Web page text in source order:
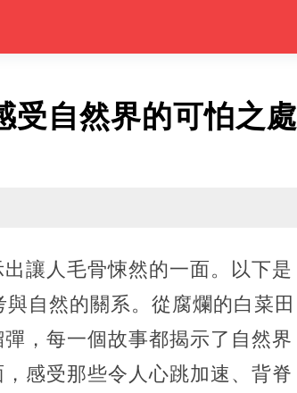
受自然界的可怕之處
讓人毛骨悚然的一面。以下是
自然的關系。從腐爛的白菜田
，每一個故事都揭示了自然界
感受那些令人心跳加速、背脊